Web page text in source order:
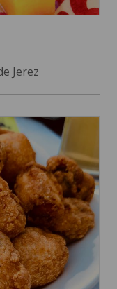
Jerez